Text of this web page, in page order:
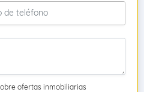
ofertas inmobiliarias